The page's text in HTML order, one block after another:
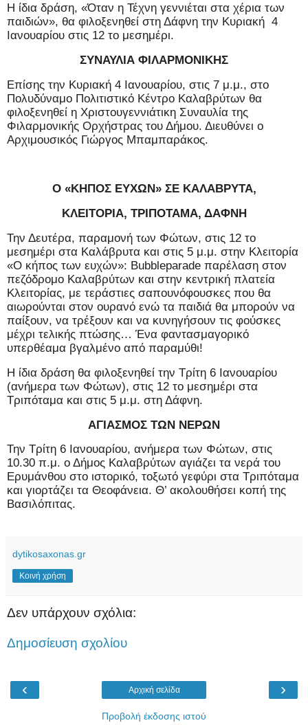
Η ίδια δράση, «Όταν η Τέχνη γεννιέται στα χέρια των
παιδιών», θα φιλοξενηθεί στη Δάφνη την Κυριακή 4
Ιανουαρίου στις 12 το μεσημέρι.
ΣΥΝΑΥΛΙΑ ΦΙΛΑΡΜΟΝΙΚΗΣ
Επίσης την Κυριακή 4 Ιανουαρίου, στις 7 μ.μ., στο
Πολυδύναμο Πολιτιστικό Κέντρο Καλαβρύτων θα
φιλοξενηθεί η Χριστουγεννιάτικη Συναυλία της
Φιλαρμονικής Ορχήστρας του Δήμου. Διευθύνει ο
Αρχιμουσικός Γιώργος Μπαμπαράκος.
Ο «ΚΗΠΟΣ ΕΥΧΩΝ» ΣΕ ΚΑΛΑΒΡΥΤΑ,
ΚΛΕΙΤΟΡΙΑ, ΤΡΙΠΟΤΑΜΑ, ΔΑΦΝΗ
Την Δευτέρα, παραμονή των Φώτων, στις 12 το
μεσημέρι στα Καλάβρυτα και στις 5 μ.μ. στην Κλειτορία
«Ο κήπος των ευχών»: Bubbleparade παρέλαση στον
πεζόδρομο Καλαβρύτων και στην κεντρική πλατεία
Κλειτορίας, με τεράστιες σαπουνόφουσκες που θα
αιωρούνται στον ουρανό ενώ τα παιδιά θα μπορούν να
παίξουν, να τρέξουν και να κυνηγήσουν τις φούσκες
μέχρι τελικής πτώσης… Ένα φαντασμαγορικό
υπερθέαμα βγαλμένο από παραμύθι!
Η ίδια δράση θα φιλοξενηθεί την Τρίτη 6 Ιανουαρίου
(ανήμερα των Φώτων), στις 12 το μεσημέρι στα
Τριπόταμα και στις 5 μ.μ. στη Δάφνη.
ΑΓΙΑΣΜΟΣ ΤΩΝ ΝΕΡΩΝ
Την Τρίτη 6 Ιανουαρίου, ανήμερα των Φώτων, στις
10.30 π.μ. ο Δήμος Καλαβρύτων αγιάζει τα νερά του
Ερυμάνθου στο ιστορικό, τοξωτό γεφύρι στα Τριπόταμα
και γιορτάζει τα Θεοφάνεια. Θ’ ακολουθήσει κοπή της
Βασιλόπιτας.
dytikosaxonas.gr
Κοινή χρήση
Δεν υπάρχουν σχόλια:
Δημοσίευση σχολίου
‹ ›
Αρχική σελίδα
Προβολή έκδοσης ιστού